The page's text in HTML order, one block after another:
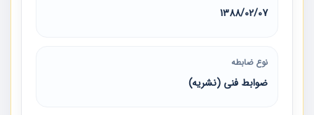
1388/02/07
نوع ضابطه
ضوابط فنی (نشریه)